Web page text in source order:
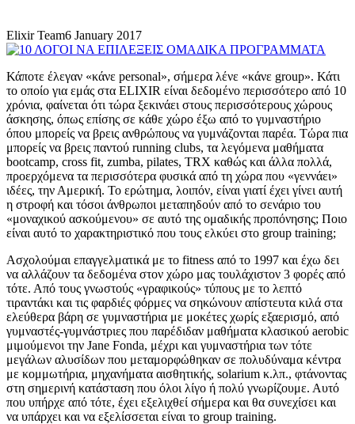
ΠΡΟΠΟΝΗΣΗ.
Elixir Team6 January 2017
Κάποτε έλεγαν «κάνε personal», σήμερα λένε «κάνε group». Κάτι
το οποίο για εμάς στα ELIXIR είναι δεδομένο περισσότερο από 10
χρόνια, φαίνεται ότι τώρα ξεκινάει στους περισσότερους χώρους
άσκησης, όπως επίσης σε κάθε χώρο έξω από το γυμναστήριο
όπου μπορείς να βρεις ανθρώπους να γυμνάζονται παρέα. Τώρα πια
μπορείς να βρεις παντού running clubs, τα λεγόμενα μαθήματα
bootcamp, cross fit, zumba, pilates, TRX καθώς και άλλα πολλά,
προερχόμενα τα περισσότερα φυσικά από τη χώρα που «γεννάει»
ιδέες, την Αμερική. Το ερώτημα, λοιπόν, είναι γιατί έχει γίνει αυτή
η στροφή και τόσοι άνθρωποι μεταπηδούν από το σενάριο του
«μοναχικού ασκούμενου» σε αυτό της ομαδικής προπόνησης; Ποιο
είναι αυτό το χαρακτηριστικό που τους ελκύει στο group training;
Ασχολούμαι επαγγελματικά με το fitness από το 1997 και έχω δει
να αλλάζουν τα δεδομένα στον χώρο μας τουλάχιστον 3 φορές από
τότε. Από τους γνωστούς «γραφικούς» τύπους με το λεπτό
τιραντάκι και τις φαρδιές φόρμες να σηκώνουν απίστευτα κιλά στα
ελεύθερα βάρη σε γυμναστήρια με μοκέτες χωρίς εξαερισμό, από
γυμναστές-γυμνάστριες που παρέδιδαν μαθήματα κλασικού aerobic
μιμούμενοι την Jane Fonda, μέχρι και γυμναστήρια των τότε
μεγάλων αλυσίδων που μεταμορφώθηκαν σε πολυδύναμα κέντρα
με κομμωτήρια, μηχανήματα αισθητικής, solarium κ.λπ., φτάνοντας
στη σημερινή κατάσταση που όλοι λίγο ή πολύ γνωρίζουμε. Αυτό
που υπήρχε από τότε, έχει εξελιχθεί σήμερα και θα συνεχίσει και
να υπάρχει και να εξελίσσεται είναι το group training.